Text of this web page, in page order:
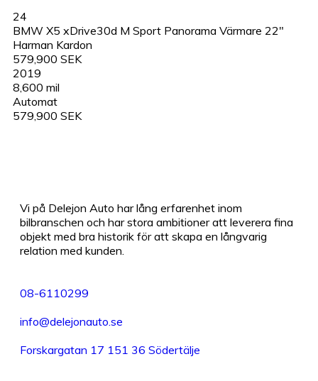
24
BMW X5 xDrive30d M Sport Panorama Värmare 22"
Harman Kardon
579,900 SEK
2019
8,600 mil
Automat
579,900 SEK
Vi på Delejon Auto har lång erfarenhet inom
bilbranschen och har stora ambitioner att leverera fina
objekt med bra historik för att skapa en långvarig
relation med kunden.
08-6110299
info@delejonauto.se
Forskargatan 17 151 36 Södertälje